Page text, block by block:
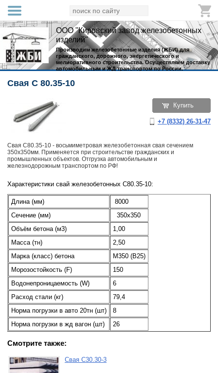
ООО "Кировский завод железобетонных
изделий"
Производим железобетонные изделия (ЖБИ) для
гражданского, дорожного, энергетического и
мелиоративного строительства. Осуществляем доставку
автомобильным и ЖД транспортом по России.
Свая С 80.35-10
Купить
+7 (8332) 26-31-47
Свая С80.35-10 - восьмиметровая железобетонная свая сечением
350х350мм. Применяется при строительстве гражданских и
промышленных объектов. Отгрузка автомобильным и
железнодорожным транспортом по РФ!
Характеристики свай железобетонных С80.35-10:
Длина (мм)
8000
Сечение (мм)
350х350
Объём бетона (м3)
1,00
Масса (тн)
2,50
Марка (класс) бетона
М350 (В25)
Морозостойкость (F)
150
Водонепроницаемость (W)
6
Расход стали (кг)
79,4
Норма погрузки в авто 20тн (шт)
8
Норма погрузки в жд вагон (шт)
26
Смотрите также:
Свая С30.30-3